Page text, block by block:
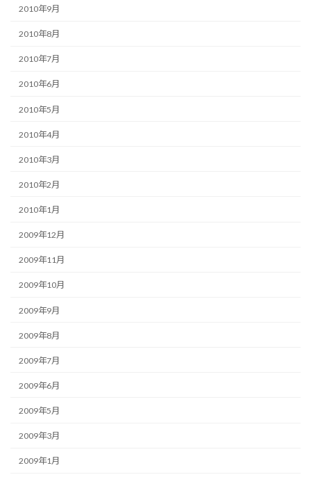
2010年9月
2010年8月
2010年7月
2010年6月
2010年5月
2010年4月
2010年3月
2010年2月
2010年1月
2009年12月
2009年11月
2009年10月
2009年9月
2009年8月
2009年7月
2009年6月
2009年5月
2009年3月
2009年1月